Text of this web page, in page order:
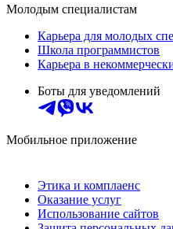
Молодым специалистам
Карьера для молодых
Школа программистов
Карьера в
Боты для уведомлений
Мобильное приложение
Этика и комплаенс
Оказание услуг
Использование сайтов